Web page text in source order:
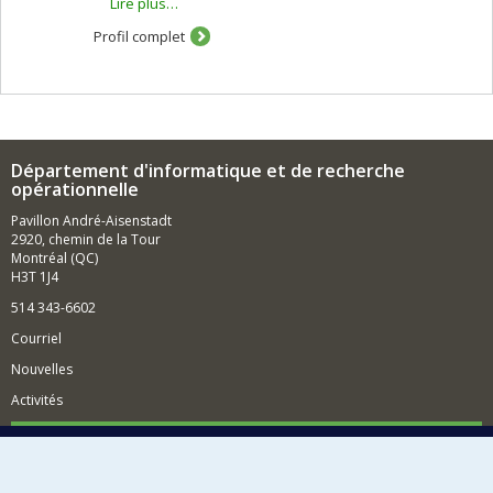
l'analyse des micro-ARN et des ARN d'interférence
(financement stratégique CRSNG).
Profil complet
Département d'informatique et de recherche
opérationnelle
Pavillon André-Aisenstadt
2920, chemin de la Tour
Montréal (QC)
H3T 1J4
514 343-6602
Courriel
Nouvelles
Activités
Comment soutenir le Département?